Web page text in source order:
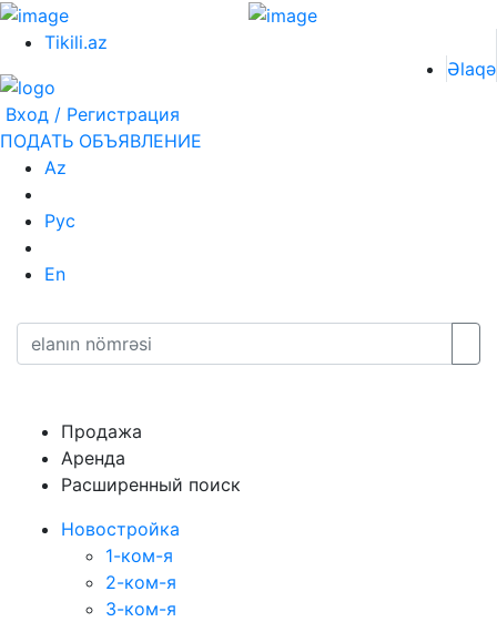
Tikili.az
Əlaqə
Вход / Регистрация
ПОДАТЬ ОБЪЯВЛЕНИЕ
Az
Рус
En
Продажа
Аренда
Расширенный поиск
Новостройка
1-ком-я
2-ком-я
3-ком-я